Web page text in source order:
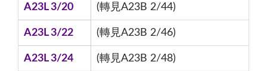
A23L 3/20 (轉見A23B 2/44)
A23L 3/22 (轉見A23B 2/46)
A23L 3/24 (轉見A23B 2/48)